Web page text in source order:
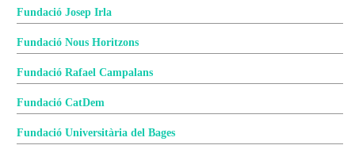
Fundació Josep Irla
Fundació Nous Horitzons
Fundació Rafael Campalans
Fundació CatDem
Fundació Universitària del Bages